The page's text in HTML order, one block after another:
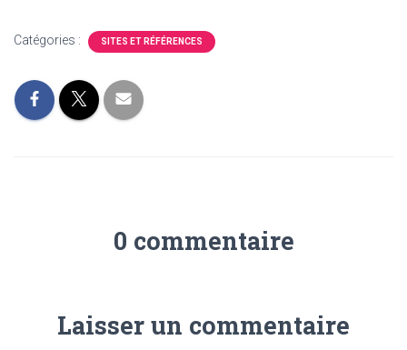
Catégories : SITES ET RÉFÉRENCES
0 commentaire
Laisser un commentaire